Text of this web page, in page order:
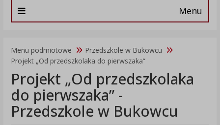
Menu
Menu podmiotowe
Przedszkole w Bukowcu
Projekt „Od przedszkolaka do pierwszaka”
Projekt „Od przedszkolaka
do pierwszaka” -
Przedszkole w Bukowcu